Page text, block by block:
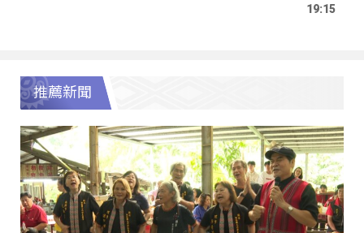
19:15
推薦新聞